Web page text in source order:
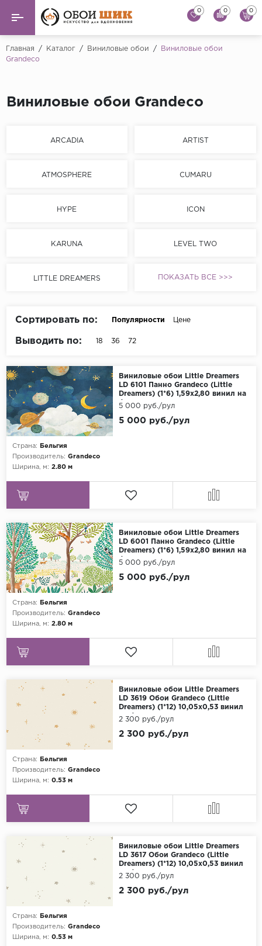
Назад Назад
Andrea Rossi
AS Creation
Emiliana Parati
Grandeco
Rasch
Roberto Borzagi
Флизелиновые обои
Обои панно
0 0 0
Главная / Каталог / Виниловые обои /
Виниловые обои
Grandeco
Виниловые обои Grandeco
ARCADIA ARTIST
ATMOSPHERE CUMARU
HYPE ICON
KARUNA LEVEL TWO
LITTLE DREAMERS ПОКАЗАТЬ ВСЕ >>>
Сортировать по: Популярности Цене
Выводить по: 18 36 72
Виниловые обои Little Dreamers
LD 6101 Панно Grandeco (Little
Dreamers) (1*6) 1,59х2,80 винил на
флизелине
Страна:
Бельгия
Производитель: Grandeco
Ширина, м: 2.80 м
5 000 руб./рул
5 000 руб./рул
Виниловые обои Little Dreamers
LD 6001 Панно Grandeco (Little
Dreamers) (1*6) 1,59х2,80 винил на
флизелине
Страна:
Бельгия
Производитель: Grandeco
Ширина, м: 2.80 м
5 000 руб./рул
5 000 руб./рул
Виниловые обои Little Dreamers
LD 3619 Обои Grandeco (Little
Dreamers) (1*12) 10,05х0,53 винил
на флизелине
Страна:
Бельгия
Производитель: Grandeco
Ширина, м: 0.53 м
2 300 руб./рул
2 300 руб./рул
Виниловые обои Little Dreamers
LD 3617 Обои Grandeco (Little
Dreamers) (1*12) 10,05х0,53 винил
на флизелине
Страна:
Бельгия
Производитель: Grandeco
Ширина, м: 0.53 м
2 300 руб./рул
2 300 руб./рул